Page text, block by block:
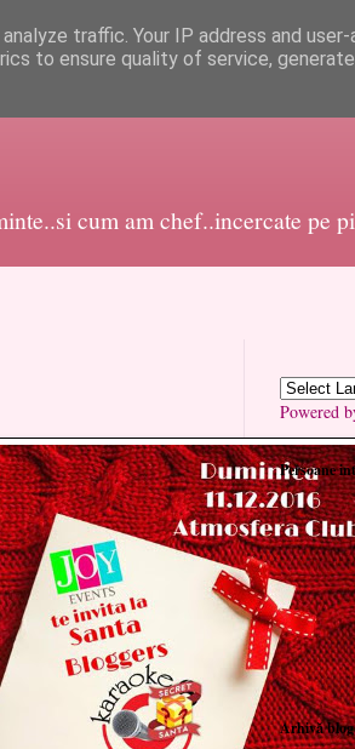
cum am chef..incercate pe
Powered
Persoane
Arhivă blog
traffic. Your IP address and
to ensure quality of service,